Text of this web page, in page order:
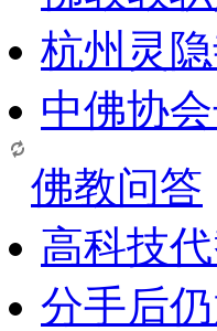
杭州灵
中佛协
佛教问答
高科技
分手后